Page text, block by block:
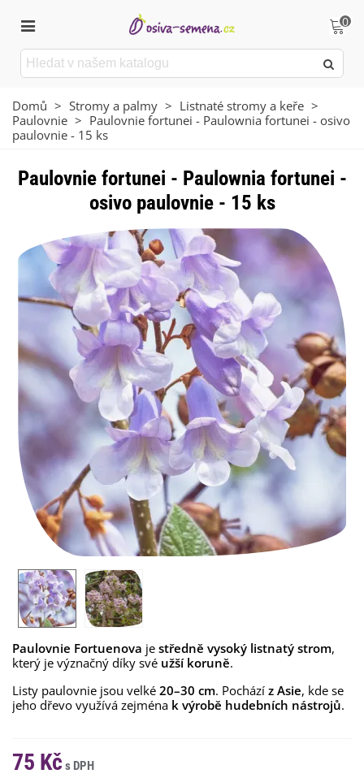
0
Domů > Stromy a palmy > Listnaté stromy a keře >
Paulovnie > Paulovnie fortunei - Paulownia fortunei - osivo
paulovnie - 15 ks
Paulovnie fortunei - Paulownia fortunei -
osivo paulovnie - 15 ks
Paulovnie Fortuenova je středně vysoký listnatý strom,
který je význačný díky své užší koruně.
Listy paulovnie jsou velké 20–30 cm. Pochází z Asie, kde se
jeho dřevo využívá zejména k výrobě hudebních nástrojů.
75 Kč